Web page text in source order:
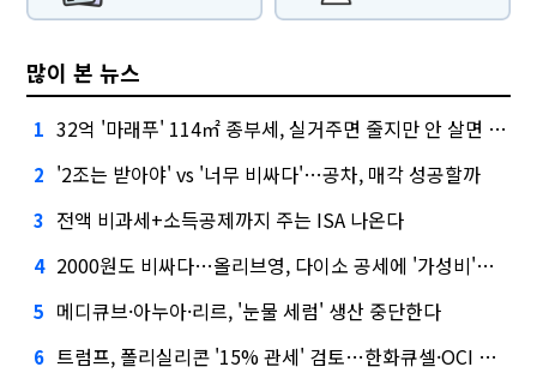
많이 본 뉴스
1 32억 '마래푸' 114㎡ 종부세, 실거주면 줄지만 안 살면 2.5배
2 '2조는 받아야' vs '너무 비싸다'…공차, 매각 성공할까
3 전액 비과세+소득공제까지 주는 ISA 나온다
4 2000원도 비싸다…올리브영, 다이소 공세에 '가성비'로 맞불
5 메디큐브·아누아·리르, '눈물 세럼' 생산 중단한다
6 트럼프, 폴리실리콘 '15% 관세' 검토…한화큐셀·OCI 영향은?